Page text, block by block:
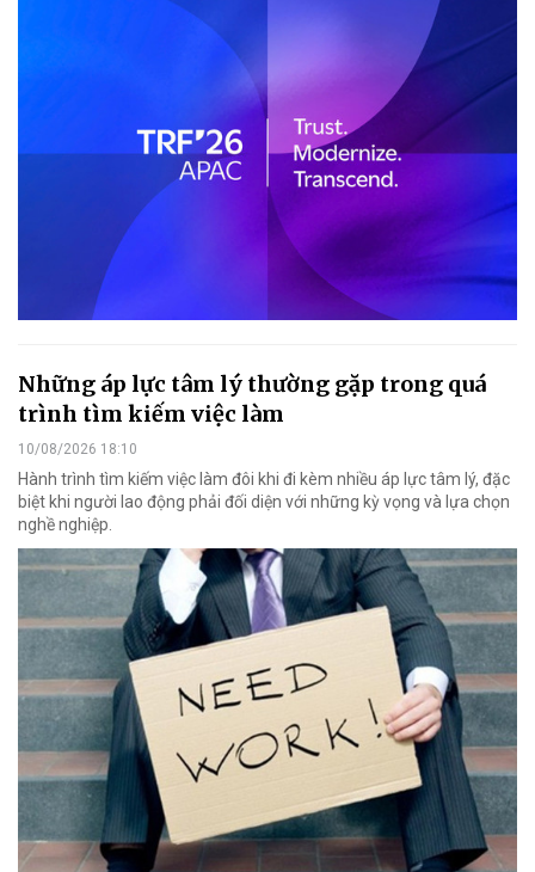
Những áp lực tâm lý thường gặp trong quá
trình tìm kiếm việc làm
10/08/2026 18:10
Hành trình tìm kiếm việc làm đôi khi đi kèm nhiều áp lực tâm lý, đặc
biệt khi người lao động phải đối diện với những kỳ vọng và lựa chọn
nghề nghiệp.